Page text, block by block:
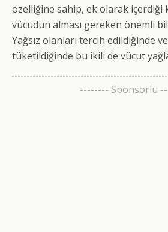
özelliğine sahip, ek olarak içerdiği
vücudun alması gereken önemli
Yağsız olanları tercih edildiğinde
tüketildiğinde bu ikili de vücut
-------- Sponsorlu